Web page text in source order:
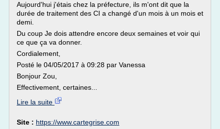
Aujourd'hui j'étais chez la préfecture, ils m'ont dit que la
durée de traitement des CI a changé d'un mois à un mois et
demi.
Du coup Je dois attendre encore deux semaines et voir qui
ce que ça va donner.
Cordialement,
Posté le 04/05/2017 à 09:28 par Vanessa
Bonjour Zou,
Effectivement, certaines...
Lire la suite
Site : https://www.cartegrise.com